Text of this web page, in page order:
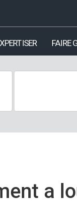
FAIRE
a